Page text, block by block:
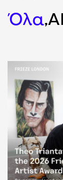
Όλα